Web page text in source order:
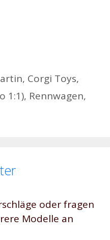
, Corgi Toys,
1:1), Rennwagen,
oder fragen
Modelle an